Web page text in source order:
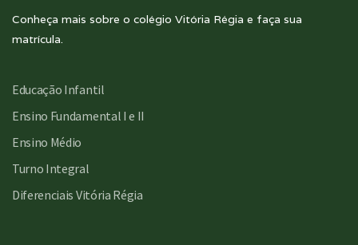
Conheça mais sobre o colégio Vitória Régia e faça sua
matrícula.
Educação Infantil
Ensino Fundamental I e II
Ensino Médio
Turno Integral
Diferenciais Vitória Régia